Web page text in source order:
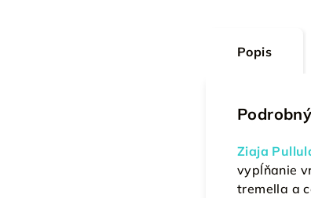
Popis
Ziaja
vypĺňanie
tremella a